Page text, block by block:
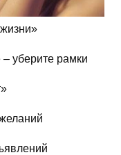
уберите рамки